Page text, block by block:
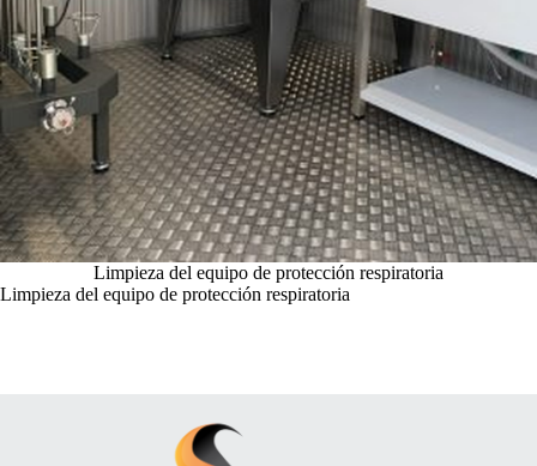
Limpieza del equipo de protección respiratoria
Limpieza del equipo de protección respiratoria